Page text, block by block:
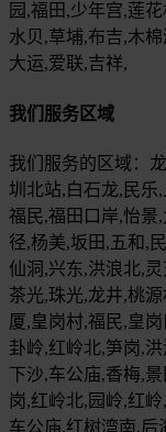
园,福田,少年宫,莲
水贝,草埔,布吉,木
大运,爱联,吉祥,
我们服务区域
我们服务的区域：
圳北站,白石龙,民乐
福民,福田口岸,怡景
径,杨美,坂田,五和,
仙洞,兴东,洪浪北,
茶光,珠光,龙井,桃
厦,皇岗村,福民,皇
卦岭,红岭北,笋岗,
下沙,车公庙,香梅,
岗,红岭北,园岭,红
车公庙,红树湾南,后